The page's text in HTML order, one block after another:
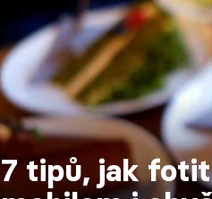
7 tipů, jak